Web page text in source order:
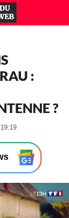
:
?
0
5
/
0
3
/
2